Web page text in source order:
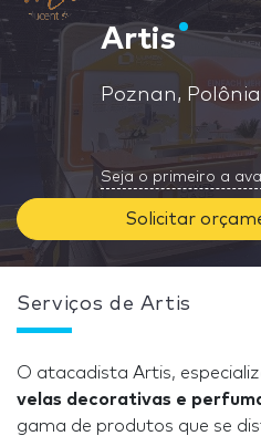
Artis
Poznan, Polônia
Seja o primeiro a
Solicitar
Serviços de Artis
O atacadista Artis,
velas decorativas e
gama de produtos que se